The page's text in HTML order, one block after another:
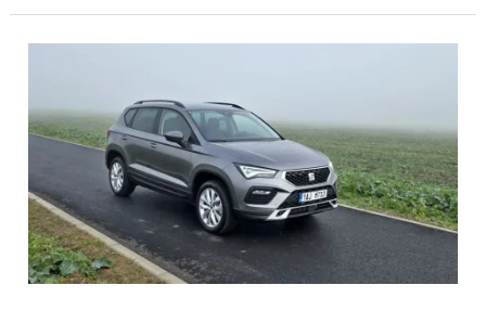
Škoda
se
značkou
SEAT.
Kvasinách
bude
ukončena
výroba
oblíbeného
SUV